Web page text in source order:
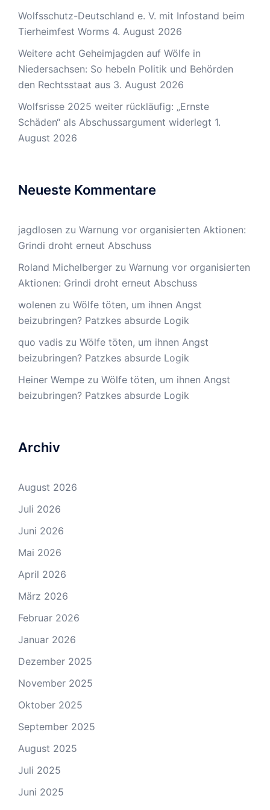
Wolfsschutz-Deutschland e. V. mit Infostand beim
Tierheimfest Worms 4. August 2026
Weitere acht Geheimjagden auf Wölfe in
Niedersachsen: So hebeln Politik und Behörden
den Rechtsstaat aus 3. August 2026
Wolfsrisse 2025 weiter rückläufig: „Ernste
Schäden“ als Abschussargument widerlegt 1.
August 2026
Neueste Kommentare
jagdlosen zu Warnung vor organisierten Aktionen:
Grindi droht erneut Abschuss
Roland Michelberger zu Warnung vor organisierten
Aktionen: Grindi droht erneut Abschuss
wolenen zu Wölfe töten, um ihnen Angst
beizubringen? Patzkes absurde Logik
quo vadis zu Wölfe töten, um ihnen Angst
beizubringen? Patzkes absurde Logik
Heiner Wempe zu Wölfe töten, um ihnen Angst
beizubringen? Patzkes absurde Logik
Archiv
August 2026
Juli 2026
Juni 2026
Mai 2026
April 2026
März 2026
Februar 2026
Januar 2026
Dezember 2025
November 2025
Oktober 2025
September 2025
August 2025
Juli 2025
Juni 2025